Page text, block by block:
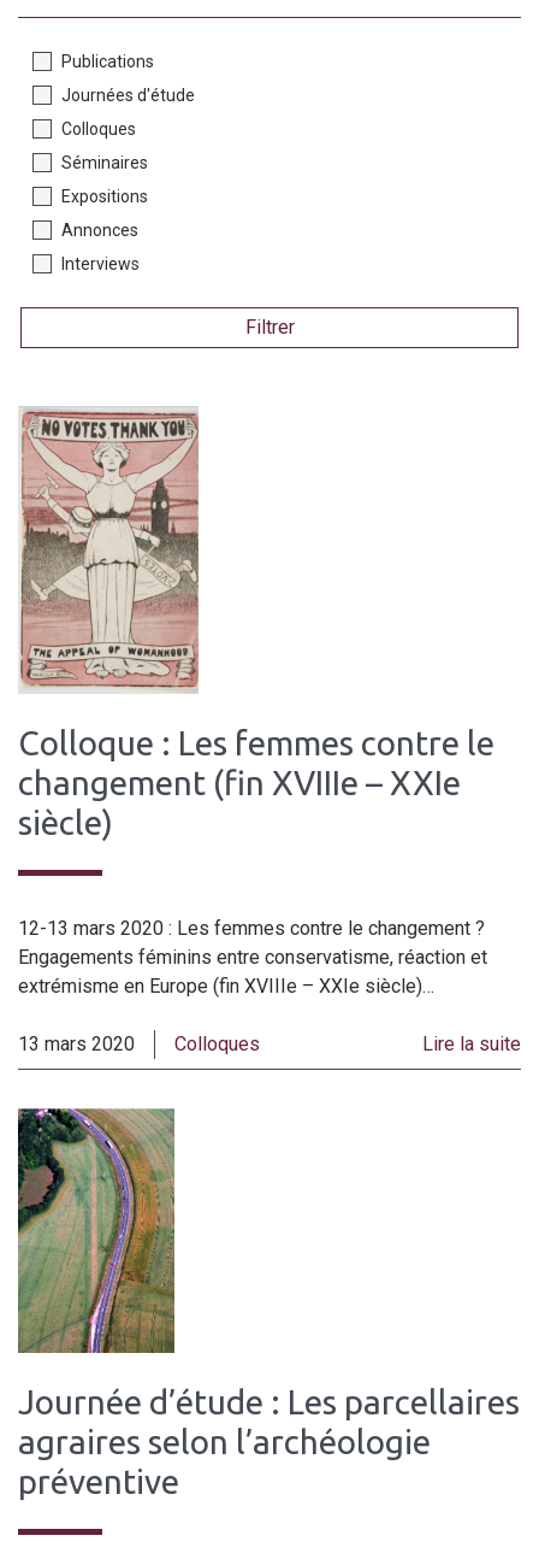
Colloque : Les femmes contre le
changement (fin XVIIIe – XXIe
siècle)
12-13 mars 2020 : Les femmes contre le changement ?
Engagements féminins entre conservatisme, réaction et
extrémisme en Europe (fin XVIIIe – XXIe siècle)…
13 mars 2020 Colloques Lire la suite
Journée d’étude : Les parcellaires
agraires selon l’archéologie
préventive
Publications
Journées d'étude
Colloques
Séminaires
Expositions
Annonces
Interviews
Filtrer